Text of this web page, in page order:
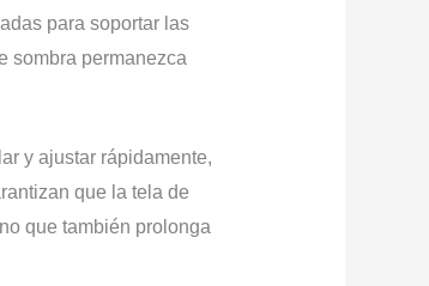
para soportar las
sombra permanezca
y ajustar rápidamente,
que la tela de
que también prolonga